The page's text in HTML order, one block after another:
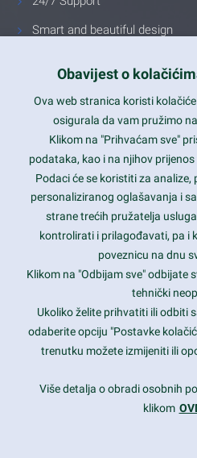
Smart and beautiful design
Latest trends and much more...
Contact Info
1600 Amphitheatre Parkway,
prothemes.net@gmail.com
Daily: 9:00 am - 6:00 pm
Sunday: Closed
Copyright 2017FRESHFACE© All Rights
Obavijest o
Ova web stranica koristi
osigurala da vam pružimo
Klikom na "Prihvaćam sve"
podataka, kao i na njihov
Podaci će se koristiti za
personaliziranog oglašavanja i
strane trećih pružatelja
kontrolirati i prilagođavati, pa i
poveznicu na dnu
Klikom na "Odbijam sve" odbijate
tehnički
Ukoliko želite prihvatiti ili odbiti
odaberite opciju "Postavke
trenutku možete izmijeniti ili
Više detalja o obradi osobnih
klikom